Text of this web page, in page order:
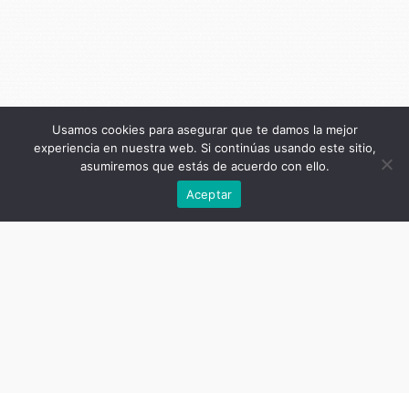
Usamos cookies para asegurar que te damos la mejor
experiencia en nuestra web. Si continúas usando este sitio,
asumiremos que estás de acuerdo con ello.
Aceptar